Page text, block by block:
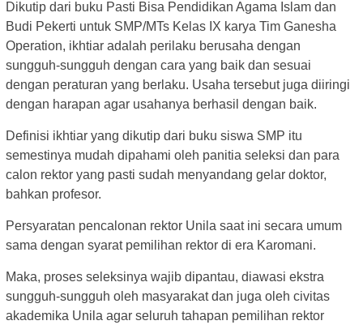
Dikutip dari buku Pasti Bisa Pendidikan Agama Islam dan
Budi Pekerti untuk SMP/MTs Kelas IX karya Tim Ganesha
Operation, ikhtiar adalah perilaku berusaha dengan
sungguh-sungguh dengan cara yang baik dan sesuai
dengan peraturan yang berlaku. Usaha tersebut juga diiringi
dengan harapan agar usahanya berhasil dengan baik.
Definisi ikhtiar yang dikutip dari buku siswa SMP itu
semestinya mudah dipahami oleh panitia seleksi dan para
calon rektor yang pasti sudah menyandang gelar doktor,
bahkan profesor.
Persyaratan pencalonan rektor Unila saat ini secara umum
sama dengan syarat pemilihan rektor di era Karomani.
Maka, proses seleksinya wajib dipantau, diawasi ekstra
sungguh-sungguh oleh masyarakat dan juga oleh civitas
akademika Unila agar seluruh tahapan pemilihan rektor